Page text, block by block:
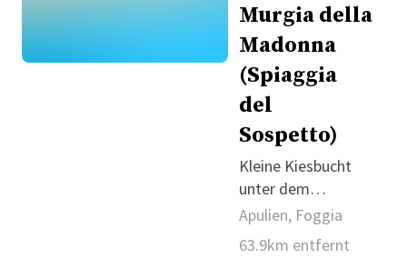
Murgia della
Madonna
(Spiaggia
del
Sospetto)
Kleine Kiesbucht
unter dem
Felsvorsprung des
Gargano
Apulien, Foggia
63.9km entfernt